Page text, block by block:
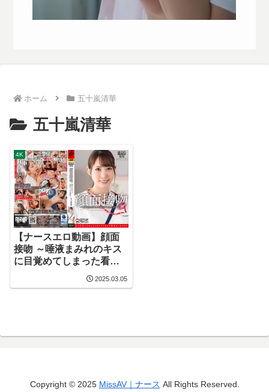
ホーム 五十嵐清華
五十嵐清華
4K
【ナースエロ動画】顔面
接吻 ～唾液まみれのキス
に目覚めてしまった看護
2025.03.05
Copyright © 2025 MissAV｜ナース All Rights Reserved.